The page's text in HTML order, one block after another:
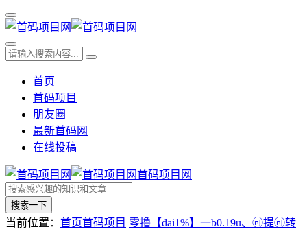
首页
首码项目
朋友圈
最新首码网
在线投稿
首码项目网
搜索一下
当前位置： 首页首码项目 零撸【dai1%】一b0.19u、🉑提🉑转